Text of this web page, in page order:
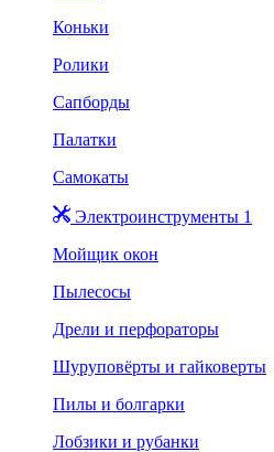
Коньки
Ролики
Сапборды
Палатки
Самокаты
Электроинструменты 1
Мойщик окон
Пылесосы
Дрели и перфораторы
Шуруповёрты и гайковерты
Пилы и болгарки
Лобзики и рубанки